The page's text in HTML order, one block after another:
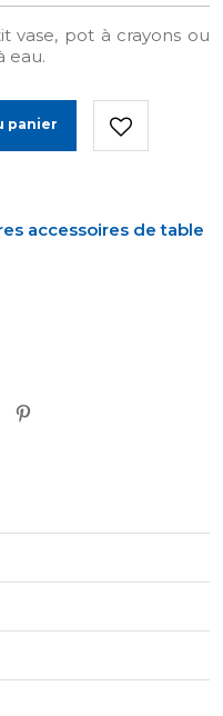
vase, pot à crayons ou
eau.
panier
accessoires de table